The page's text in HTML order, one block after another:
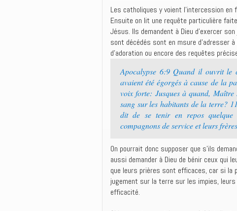
Les catholiques y voient l’intercession
Ensuite on lit une requête particulière
Jésus. Ils demandent à Dieu d’exercer
sont décédés sont en msure d’adresser
d’adoration ou encore des requêtes
Apocalypse 6:9 Quand il ouvrit le
avaient été égorgés à cause de la
voix forte: Jusques à quand,
sang sur les habitants de la terre?
dit de se tenir en repos quelque
compagnons de service et leurs
On pourrait donc supposer que s’ils
aussi demander à Dieu de bénir ceux qui
que leurs prières sont efficaces, car si la
jugement sur la terre sur les impies,
efficacité.